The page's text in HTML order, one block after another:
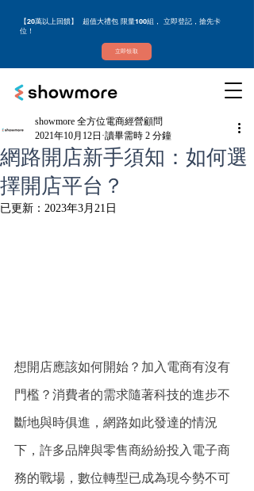
【20萬以上回饋】 超值大禮包 限量100組， 立即登記，搶先卡
位！
立即領取
網路開店新手須知：如何選
擇開店平台？
showmore 全方位電商經營顧問
2021年10月12日 讀畢需時 2 分鐘
已更新： 2023年3月21日
想開店應該如何開始？加入電商有沒有
門檻？消費者的需求隨著科技的進步不
斷地與時俱進，網路如此發達的情況
下，許多品牌與零售商紛紛投入電子商
務的戰場，數位轉型已成為現今勢不可